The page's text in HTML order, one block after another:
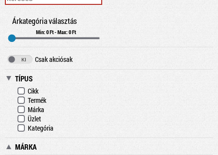
Árkategória választás
Min: 0 Ft - Max: 0 Ft
Csak akciósak
TÍPUS
Cikk
Termék
Márka
Üzlet
Kategória
MÁRKA